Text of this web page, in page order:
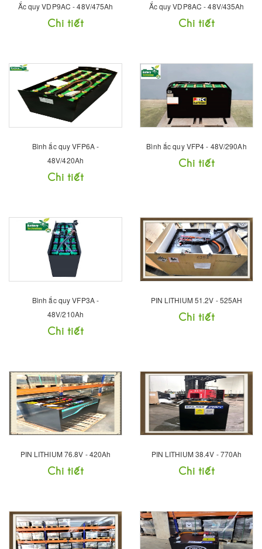
Ắc quy VDP9AC - 48V/475Ah
Chi tiết
Ắc quy VDP8AC - 48V/435Ah
Chi tiết
Bình ắc quy VFP6A -
48V/420Ah
Chi tiết
Bình ắc quy VFP4 - 48V/290Ah
Chi tiết
Bình ắc quy VFP3A -
48V/210Ah
Chi tiết
PIN LITHIUM 51.2V - 525AH
Chi tiết
PIN LITHIUM 76.8V - 420Ah
Chi tiết
PIN LITHIUM 38.4V - 770Ah
Chi tiết